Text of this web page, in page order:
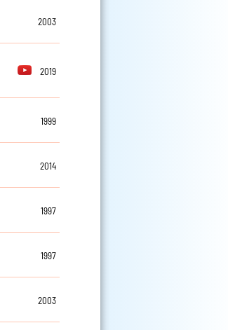
2003
2019
1999
2014
1997
1997
2003